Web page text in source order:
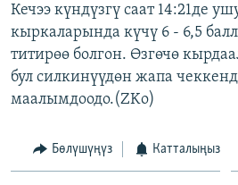
Кечээ күндүзгү саат 14:21де
кыркаларында күчү 6 - 6,5
титирөө болгон. Өзгөчө
бул силкинүүдөн жапа
маалымдоодо.(ZKo)
Бөлүшүңүз Катталыңыз